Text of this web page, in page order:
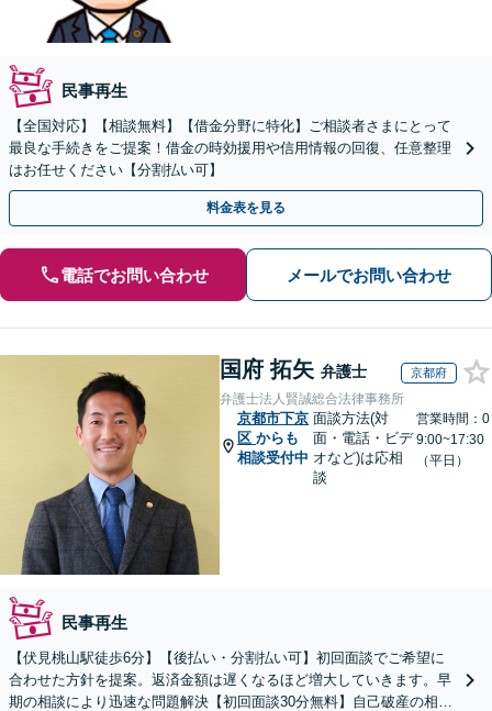
民事再生
【全国対応】【相談無料】【借金分野に特化】ご相談者さまにとって
最良な手続きをご提案！借金の時効援用や信用情報の回復、任意整理
はお任せください【分割払い可】
料金表を見る
電話でお問い合わせ メールでお問い合わせ
国府 拓矢 弁護士 京都府
弁護士法人賢誠総合法律事務所
京都市下京
区 からも
相談受付中
面談方法(対
面・電話・ビデ
オなど)は応相
談
営業時間：0
9:00~17:30
（平日）
民事再生
【伏見桃山駅徒歩6分】【後払い・分割払い可】初回面談でご希望に
合わせた方針を提案。返済金額は遅くなるほど増大していきます。早
期の相談により迅速な問題解決【初回面談30分無料】自己破産の相談